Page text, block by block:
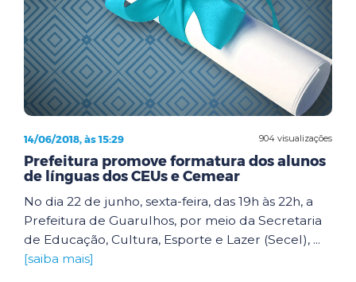
904 visualizações
14/06/2018, às 15:29
Prefeitura promove formatura dos alunos
de línguas dos CEUs e Cemear
No dia 22 de junho, sexta-feira, das 19h às 22h, a
Prefeitura de Guarulhos, por meio da Secretaria
de Educação, Cultura, Esporte e Lazer (Secel), ...
[saiba mais]